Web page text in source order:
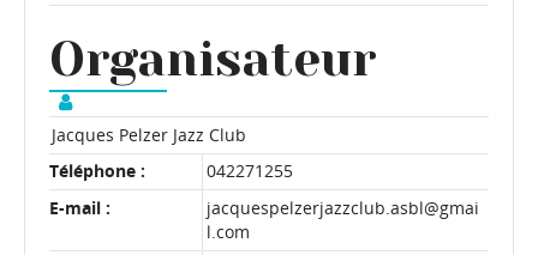
Organisateur
Jacques Pelzer Jazz Club
Téléphone :
042271255
E-mail :
jacquespelzerjazzclub.asbl@gmai
l.com